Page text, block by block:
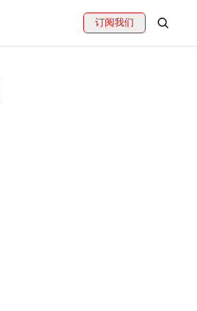
订阅我们